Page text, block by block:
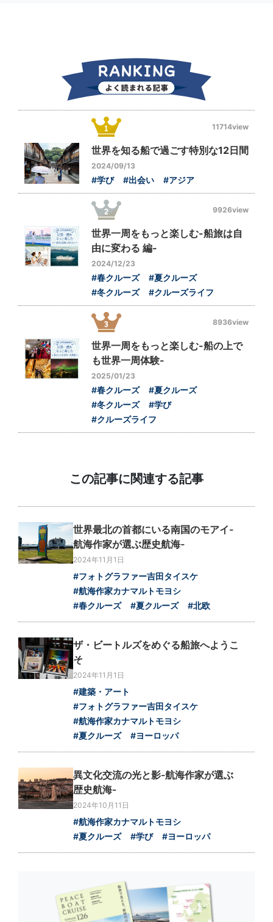
11714view
世界を知る船で過ごす特別な12日間
2024/09/13
#学び #出会い #アジア
9926view
世界一周をもっと楽しむ-船旅は自
由に変わる 編-
2024/12/23
#春クルーズ
#夏クルーズ
#冬クルーズ
#クルーズライフ
8936view
世界一周をもっと楽しむ-船の上で
も世界一周体験-
2025/01/23
#春クルーズ
#夏クルーズ
#冬クルーズ
#学び
#クルーズライフ
この記事に関連する記事
世界最北の首都にいる南国のモアイ-
航海作家が選ぶ歴史航海-
2024年11月1日
#フォトグラファー吉田タイスケ
#航海作家カナマルトモヨシ
#春クルーズ
#夏クルーズ #北欧
ザ・ビートルズをめぐる船旅へようこ
そ
2024年11月1日
#建築・アート
#フォトグラファー吉田タイスケ
#航海作家カナマルトモヨシ
#夏クルーズ
#ヨーロッパ
異文化交流の光と影-航海作家が選ぶ
歴史航海-
2024年10月11日
#航海作家カナマルトモヨシ
#夏クルーズ
#学び #ヨーロッパ